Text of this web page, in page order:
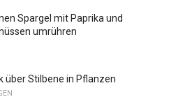
Spargel mit Paprika und
umrühren
über Stilbene in Pflanzen